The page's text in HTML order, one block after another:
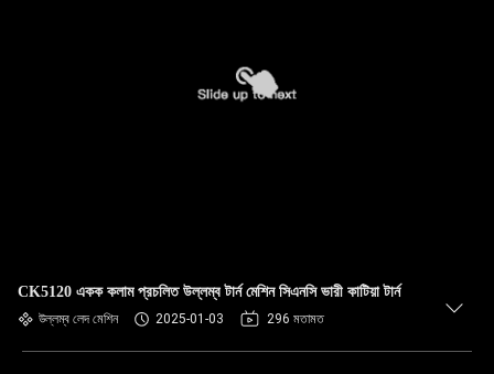
CK5120 একক কলাম প্রচলিত উল্লম্ব টার্ন মেশিন সিএনসি ভারী কাটিয়া টার্ন
উল্লম্ব লেদ মেশিন 2025-01-03 296 মতামত